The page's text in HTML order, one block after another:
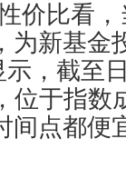
价比看
为新基金
，截至
位于指数
间点都便